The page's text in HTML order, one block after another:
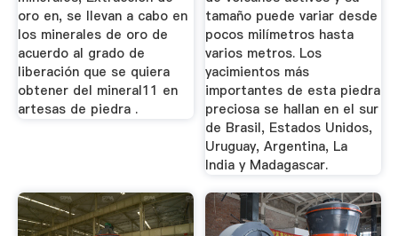
oro en, se llevan a cabo en
los minerales de oro de
acuerdo al grado de
liberación que se quiera
obtener del mineral11 en
artesas de piedra .
tamaño puede variar desde
pocos milímetros hasta
varios metros. Los
yacimientos más
importantes de esta piedra
preciosa se hallan en el sur
de Brasil, Estados Unidos,
Uruguay, Argentina, La
India y Madagascar.